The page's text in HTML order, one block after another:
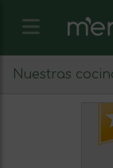
Nuestras